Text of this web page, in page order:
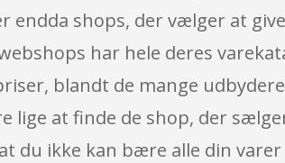
shops, der vælger at
har hele deres
blandt de mange
lige at finde de shop, der
du ikke kan bære alle din